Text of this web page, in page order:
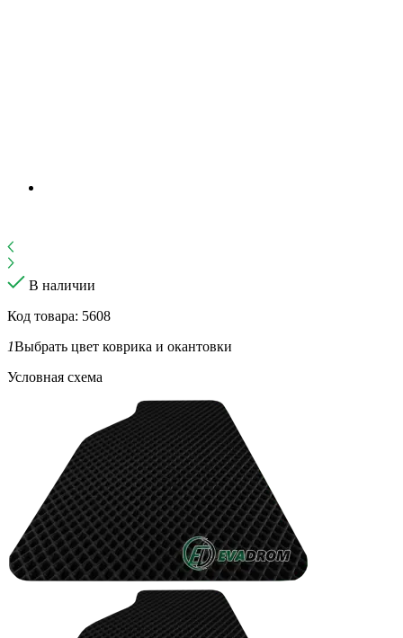
В наличии
Код товара: 5608
1Выбрать цвет коврика и окантовки
Условная схема